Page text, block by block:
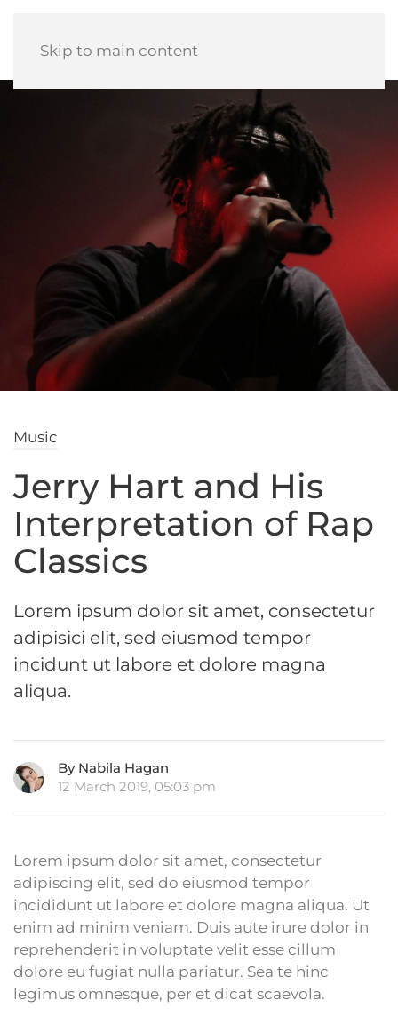
Skip to main content
Music
Jerry Hart and His
Interpretation of Rap
Classics
Lorem ipsum dolor sit amet, consectetur
adipisici elit, sed eiusmod tempor
incidunt ut labore et dolore magna
aliqua.
By Nabila Hagan
12 March 2019, 05:03 pm
Lorem ipsum dolor sit amet, consectetur
adipiscing elit, sed do eiusmod tempor
incididunt ut labore et dolore magna aliqua. Ut
enim ad minim veniam. Duis aute irure dolor in
reprehenderit in voluptate velit esse cillum
dolore eu fugiat nulla pariatur. Sea te hinc
legimus omnesque, per et dicat scaevola.